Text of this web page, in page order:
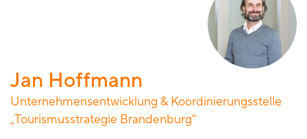
Jan Hoffmann
Unternehmensentwicklung & Koordinierungsstelle
„Tourismusstrategie Brandenburg“